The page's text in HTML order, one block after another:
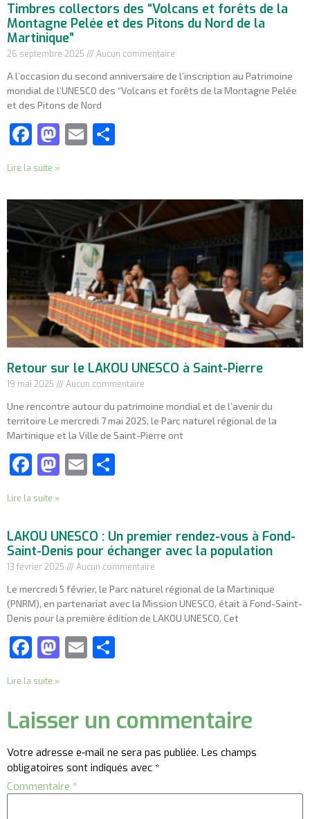
Timbres collectors des “Volcans et forêts de la
Montagne Pelée et des Pitons du Nord de la
Martinique”
26 septembre 2025 Aucun commentaire
A l’occasion du second anniversaire de l’inscription au Patrimoine
mondial de l’UNESCO des “Volcans et forêts de la Montagne Pelée
et des Pitons de Nord
Facebook
Mastodon
Email
Lire la suite »
Retour sur le LAKOU UNESCO à Saint-Pierre
19 mai 2025 Aucun commentaire
Une rencontre autour du patrimoine mondial et de l’avenir du
territoire Le mercredi 7 mai 2025, le Parc naturel régional de la
Martinique et la Ville de Saint-Pierre ont
Facebook
Mastodon
Email
Lire la suite »
LAKOU UNESCO : Un premier rendez-vous à Fond-
Saint-Denis pour échanger avec la population
13 février 2025 Aucun commentaire
Le mercredi 5 février, le Parc naturel régional de la Martinique
(PNRM), en partenariat avec la Mission UNESCO, était à Fond-Saint-
Denis pour la première édition de LAKOU UNESCO. Cet
Facebook
Mastodon
Email
Lire la suite »
Laisser un commentaire
Votre adresse e-mail ne sera pas publiée. Les champs
obligatoires sont indiqués avec *
Commentaire *